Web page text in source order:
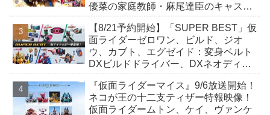
優菜の家庭教師・麻尾達臣のキャスト
んも変身！
【8/21予約開始】「SUPER BEST」仮
面ライダーゼロワン、ビルド、ジオ
ウ、カブト、エグゼイド：変身ベルト
DXビルドドライバー、DXネオディケ
か12点！
『仮面ライダーマイス』9/6放送開始！
ネコが王の十二支ティザー特報映像！
仮面ライダームトン、ケイ、ヴァンケ